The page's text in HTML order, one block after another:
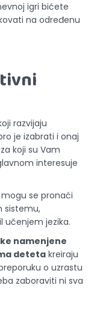
igri bićete
na određenu
razvijaju
je izabrati i onaj
koji su Vam
interesuje
se pronaći
sistemu,
učenjem jezika.
namenjene
deteta kreiraju
o uzrastu
zaboraviti ni sva